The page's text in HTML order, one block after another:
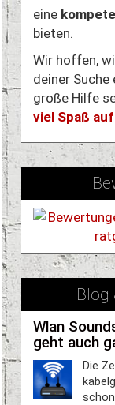
eine
bieten.
Wir hoffen,
deiner
große Hilfe
viel Spaß
Blog
Wlan
geht auch
Die